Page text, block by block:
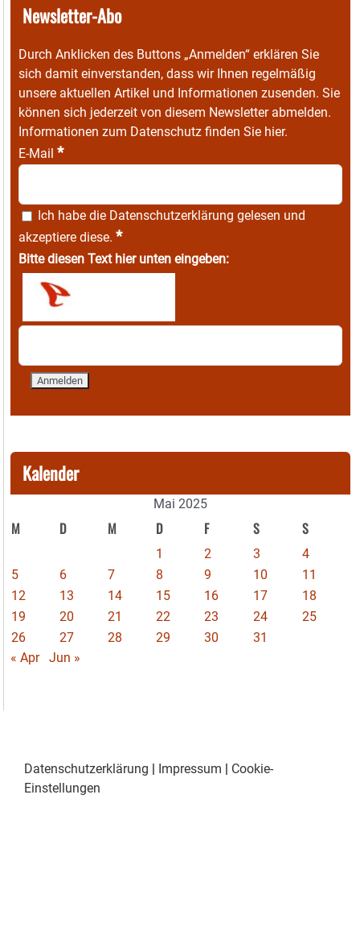
Newsletter-Abo
Durch Anklicken des Buttons „Anmelden“ erklären Sie
sich damit einverstanden, dass wir Ihnen regelmäßig
unsere aktuellen Artikel und Informationen zusenden. Sie
können sich jederzeit von diesem Newsletter abmelden.
Informationen zum Datenschutz finden Sie hier.
E-Mail *
Ich habe die Datenschutzerklärung gelesen und
akzeptiere diese. *
Bitte diesen Text hier unten eingeben:
Kalender
Mai 2025
M D M D F S S
1 2 3
4
5
6 7 8 9 10
11
12
13 14 15 16 17
18
19
20 21 22 23 24
25
26
27 28 29 30
31
« Apr
Jun »
Datenschutzerklärung | Impressum | Cookie-
Einstellungen